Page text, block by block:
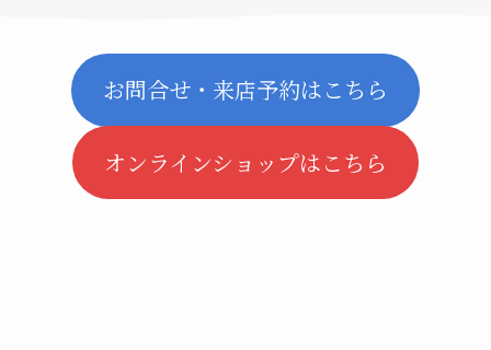
お問合せ・来店予約はこちら
オンラインショップはこちら